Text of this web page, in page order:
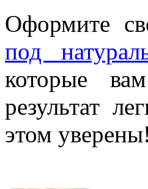
Оформите
под
которые
результат
этом уверены!